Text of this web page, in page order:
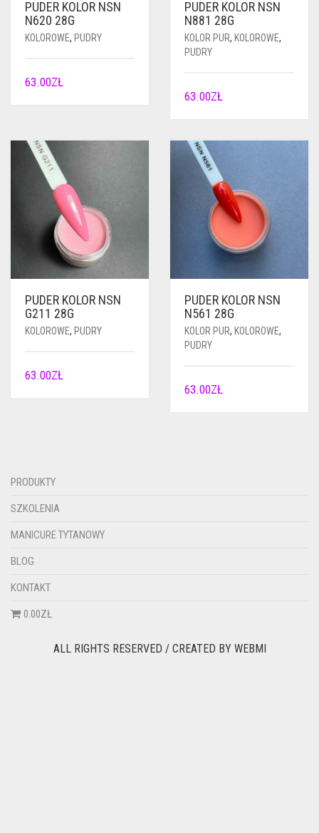
PUDER KOLOR NSN
N620 28G
KOLOROWE, PUDRY
63.00ZŁ
PUDER KOLOR NSN
N881 28G
KOLOR PUR, KOLOROWE,
PUDRY
63.00ZŁ
PUDER KOLOR NSN
G211 28G
KOLOROWE, PUDRY
63.00ZŁ
PUDER KOLOR NSN
N561 28G
KOLOR PUR, KOLOROWE,
PUDRY
63.00ZŁ
PRODUKTY
SZKOLENIA
MANICURE TYTANOWY
BLOG
KONTAKT
0.00ZŁ
ALL RIGHTS RESERVED / CREATED BY WEBMI